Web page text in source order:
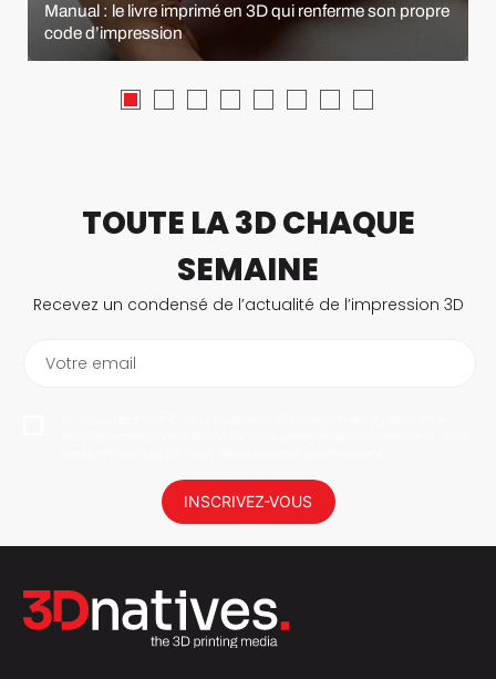
Manual : le livre imprimé en 3D qui renferme son propre
code d’impression
TOUTE LA 3D CHAQUE
SEMAINE
Recevez un condensé de l’actualité de l’impression 3D
Votre email
INSCRIVEZ-VOUS